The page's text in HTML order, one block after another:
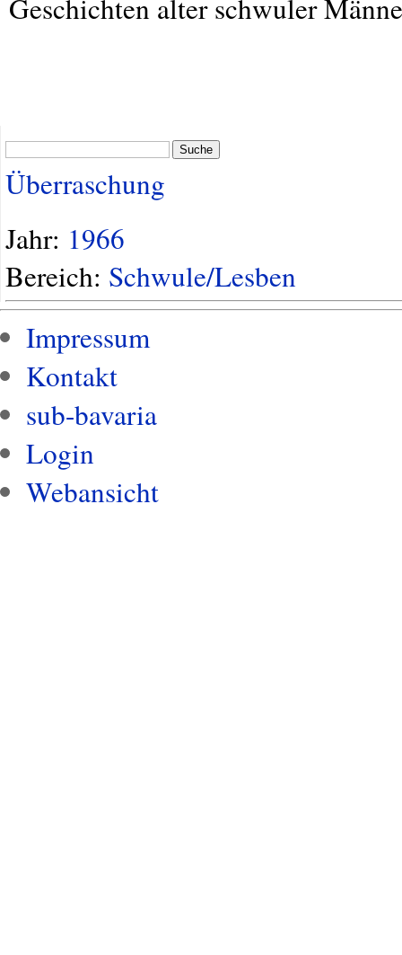
Geschichten alter schwuler
Suche
Überraschung
Jahr: 1966
Bereich: Schwule/Lesben
Impressum
Kontakt
sub-bavaria
Login
Webansicht